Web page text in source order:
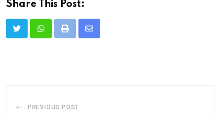
Share This Post:
Print
Share
PREVIOUS POST